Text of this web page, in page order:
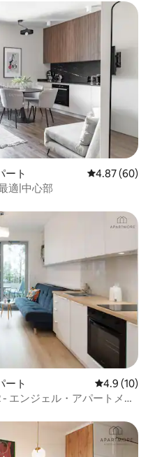
ート レビュー60
4.87 (60)
適|中心部
ート レビュー10
4.9 (10)
エンジェル・アパートメン